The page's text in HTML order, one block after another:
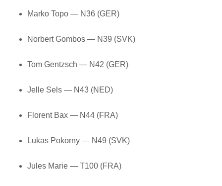
Marko Topo — N36 (GER)
Norbert Gombos — N39 (SVK)
Tom Gentzsch — N42 (GER)
Jelle Sels — N43 (NED)
Florent Bax — N44 (FRA)
Lukas Pokorny — N49 (SVK)
Jules Marie — T100 (FRA)